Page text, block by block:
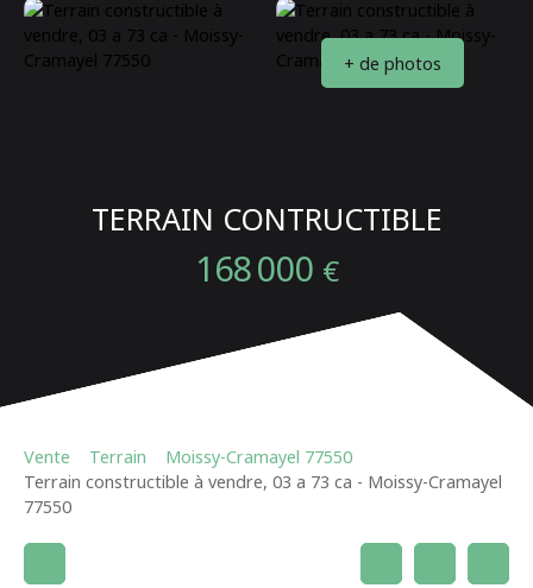
+ de photos
TERRAIN CONTRUCTIBLE
168 000 €
Vente Terrain
Moissy-Cramayel 77550
Terrain constructible à vendre, 03 a 73 ca - Moissy-Cramayel
77550